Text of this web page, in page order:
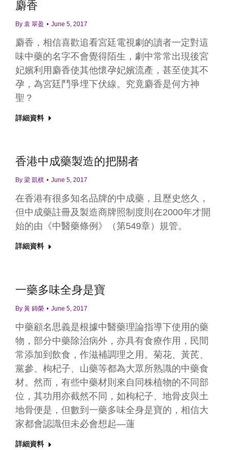
麝香
By 袁 翠盈 June 5, 2017
麝香，相信喜歡追看宮廷電視劇的讀者一定對這
味中藥的名字不會覺得陌生，劇中常常出現後宮
妃嬪利用麝香使其他懷孕妃嬪流產，甚至使其不
孕，為宮廷鬥爭埋下伏線。究竟麝香是何方神
聖？
詳細資料
香港中成藥製造的把關者
By 梁 凱棋 June 5, 2017
在香港有很多知名品牌的中成藥，且歷史悠久，
但中成藥註冊及製造商牌照制度則在2000年才開
始的由《中醫藥條例》（第549章）規管。
詳細資料
一藥多味全身是寶
By 黃 錦榮 June 5, 2017
中藥顧名思義是根據中醫藥理論指導下使用的藥
物，部分中藥除治病外，亦具有食療作用，民間
常添加到飲食，作滋補調理之用。菊花、黃芪、
黨參、枸杞子、山藥等都為大眾所熟識的中藥食
材。然而，有些中藥材則來自同株植物的不同部
位，其功用亦截然不同，如枸杞子、地骨皮與土
地骨便是，但數到一藥多味全身是寶的，相信大
家都會認識但未必會想起—蓮
詳細資料